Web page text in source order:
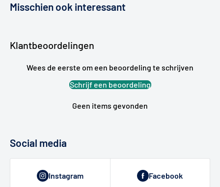
Misschien ook interessant
Klantbeoordelingen
Wees de eerste om een beoordeling te schrijven
Schrijf een beoordeling
Geen items gevonden
Social media
Instagram Facebook